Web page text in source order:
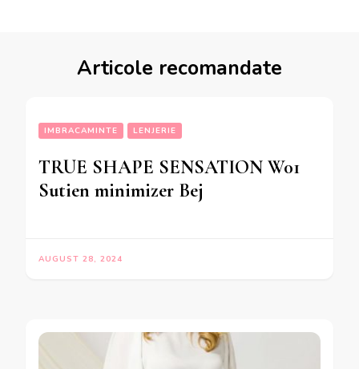
Articole recomandate
IMBRACAMINTE LENJERIE
TRUE SHAPE SENSATION W01
Sutien minimizer Bej
AUGUST 28, 2024